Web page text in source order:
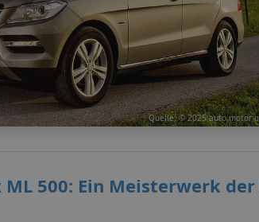
Quelle: © 2025 auto motor
ML 500: Ein Meisterwerk